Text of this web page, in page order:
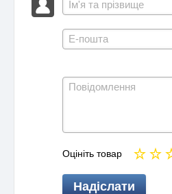
Оцініть товар
Надіслати